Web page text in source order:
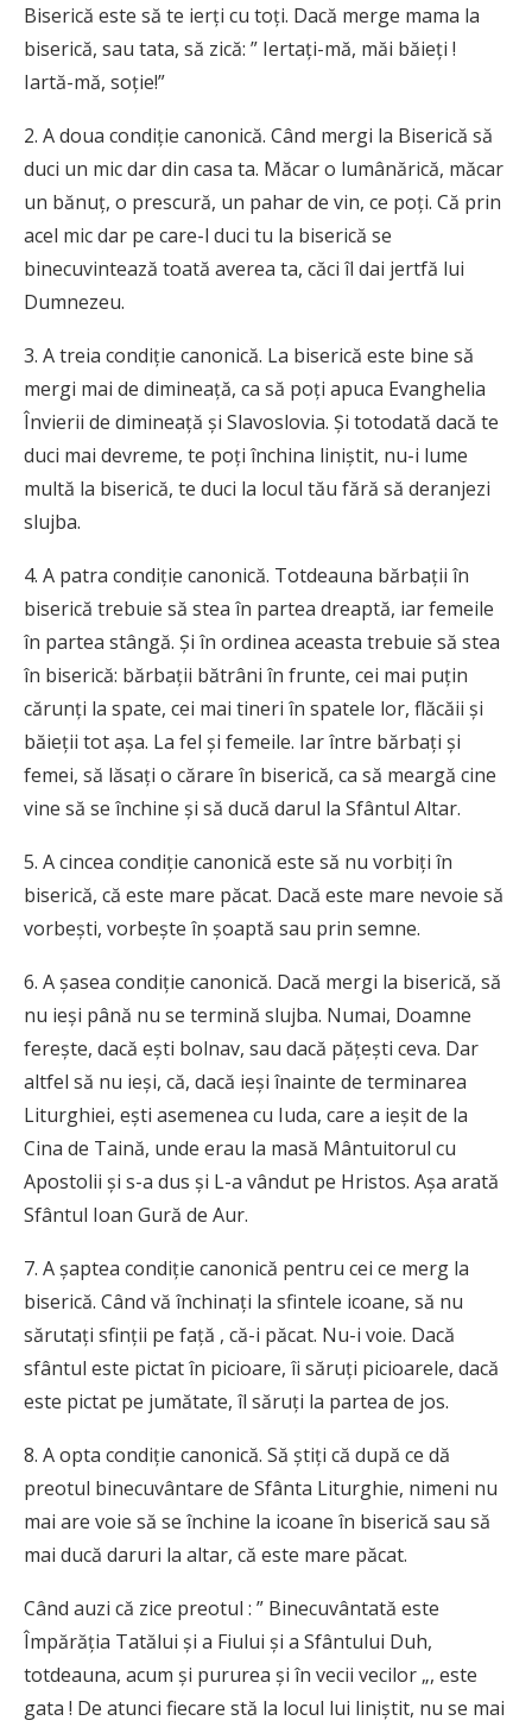
Biserică este să te ierţi cu toţi. Dacă merge mama la
biserică, sau tata, să zică: ” Iertaţi-mă, măi băieţi !
Iartă-mă, soţie!”
2. A doua condiţie canonică. Când mergi la Biserică să
duci un mic dar din casa ta. Măcar o lumânărică, măcar
un bănuţ, o prescură, un pahar de vin, ce poţi. Că prin
acel mic dar pe care-l duci tu la biserică se
binecuvintează toată averea ta, căci îl dai jertfă lui
Dumnezeu.
3. A treia condiţie canonică. La biserică este bine să
mergi mai de dimineaţă, ca să poţi apuca Evanghelia
Învierii de dimineaţă şi Slavoslovia. Şi totodată dacă te
duci mai devreme, te poţi închina liniştit, nu-i lume
multă la biserică, te duci la locul tău fără să deranjezi
slujba.
4. A patra condiţie canonică. Totdeauna bărbaţii în
biserică trebuie să stea în partea dreaptă, iar femeile
în partea stângă. Şi în ordinea aceasta trebuie să stea
în biserică: bărbaţii bătrâni în frunte, cei mai puţin
cărunţi la spate, cei mai tineri în spatele lor, flăcăii şi
băieţii tot aşa. La fel şi femeile. Iar între bărbaţi şi
femei, să lăsaţi o cărare în biserică, ca să meargă cine
vine să se închine şi să ducă darul la Sfântul Altar.
5. A cincea condiţie canonică este să nu vorbiţi în
biserică, că este mare păcat. Dacă este mare nevoie să
vorbeşti, vorbeşte în şoaptă sau prin semne.
6. A şasea condiţie canonică. Dacă mergi la biserică, să
nu ieşi până nu se termină slujba. Numai, Doamne
fereşte, dacă eşti bolnav, sau dacă păţeşti ceva. Dar
altfel să nu ieşi, că, dacă ieşi înainte de terminarea
Liturghiei, eşti asemenea cu Iuda, care a ieşit de la
Cina de Taină, unde erau la masă Mântuitorul cu
Apostolii şi s-a dus şi L-a vândut pe Hristos. Aşa arată
Sfântul Ioan Gură de Aur.
7. A şaptea condiţie canonică pentru cei ce merg la
biserică. Când vă închinaţi la sfintele icoane, să nu
sărutaţi sfinţii pe faţă , că-i păcat. Nu-i voie. Dacă
sfântul este pictat în picioare, îi săruţi picioarele, dacă
este pictat pe jumătate, îl săruţi la partea de jos.
8. A opta condiţie canonică. Să ştiţi că după ce dă
preotul binecuvântare de Sfânta Liturghie, nimeni nu
mai are voie să se închine la icoane în biserică sau să
mai ducă daruri la altar, că este mare păcat.
Când auzi că zice preotul : ” Binecuvântată este
Împărăţia Tatălui şi a Fiului şi a Sfântului Duh,
totdeauna, acum şi pururea şi în vecii vecilor „, este
gata ! De atunci fiecare stă la locul lui liniştit, nu se mai